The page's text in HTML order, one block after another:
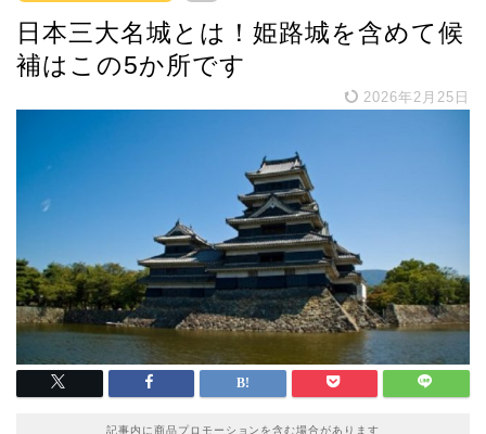
日本三大名城とは！姫路城を含めて候
補はこの5か所です
2026年2月25日
記事内に商品プロモーションを含む場合があります